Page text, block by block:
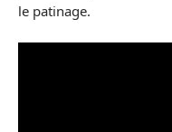
le patinage.